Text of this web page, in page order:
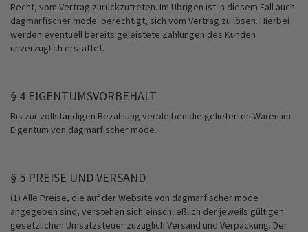
Recht, vom Vertrag zurückzutreten. Im Übrigen ist in diesem Fall auch
dagmarfischer mode berechtigt, sich vom Vertrag zu lösen. Hierbei
werden eventuell bereits geleistete Zahlungen des Kunden
unverzüglich erstattet.
§ 4 EIGENTUMSVORBEHALT
Bis zur vollständigen Bezahlung verbleiben die gelieferten Waren im
Eigentum von dagmarfischer mode.
§ 5 PREISE UND VERSAND
(1) Alle Preise, die auf der Website von dagmarfischer mode
angegeben sind, verstehen sich einschließlich der jeweils gültigen
gesetzlichen Umsatzsteuer zuzüglich Versand und Verpackung. Der